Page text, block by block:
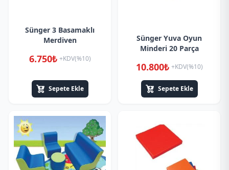
Sünger 3 Basamaklı
Merdiven
6.750₺ +KDV(%10)
Sepete Ekle
Sünger Yuva Oyun
Minderi 20 Parça
10.800₺ +KDV(%10)
Sepete Ekle